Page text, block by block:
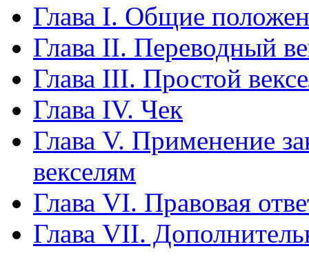
Глава I. Общие
Глава II. Переводный
Глава III. Простой
Глава IV. Чек
Глава V. Применение
векселям
Глава VI. Правовая
Глава VII.